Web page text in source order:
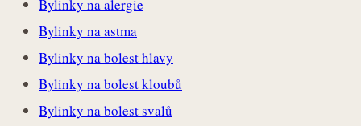
Bylinky na alergie
Bylinky na astma
Bylinky na bolest hlavy
Bylinky na bolest kloubů
Bylinky na bolest svalů